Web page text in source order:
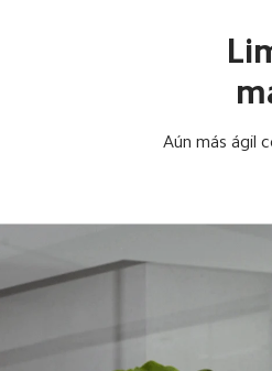
Aún más ágil